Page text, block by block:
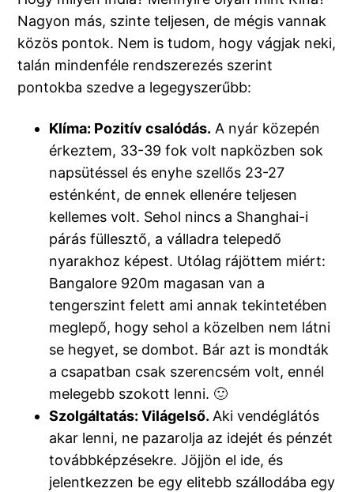
Nagyon más, szinte teljesen, de mégis vannak
közös pontok. Nem is tudom, hogy vágjak neki,
talán mindenféle rendszerezés szerint
pontokba szedve a legegyszerűbb:
Klíma: Pozitív csalódás. A nyár közepén
érkeztem, 33-39 fok volt napközben sok
napsütéssel és enyhe szellős 23-27
esténként, de ennek ellenére teljesen
kellemes volt. Sehol nincs a Shanghai-i
párás füllesztő, a válladra telepedő
nyarakhoz képest. Utólag rájöttem miért:
Bangalore 920m magasan van a
tengerszint felett ami annak tekintetében
meglepő, hogy sehol a közelben nem látni
se hegyet, se dombot. Bár azt is mondták
a csapatban csak szerencsém volt, ennél
melegebb szokott lenni. 🙂
Szolgáltatás: Világelső.Aki vendéglátós
akar lenni, ne pazarolja az idejét és pénzét
továbbképzésekre. Jöjjön el ide, és
jelentkezzen be egy elitebb szállodába egy